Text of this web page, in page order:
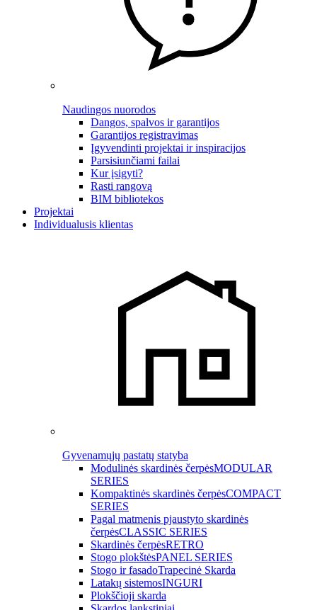
Naudingos nuorodos
Dangos, spalvos ir garantijos
Garantijos registravimas
Įgyvendinti projektai ir inspiracijos
Parsisiunčiami failai
Kur įsigyti?
Rasti rangovą
BIM bibliotekos
Projektai
Individualusis klientas
Gyvenamųjų pastatų statyba
Modulinės skardinės čerpėsMODULAR
SERIES
Kompaktinės skardinės čerpėsCOMPACT
SERIES
Pagal matmenis pjaustyto skardinės
čerpėsCLASSIC SERIES
Skardinės čerpėsRETRO
Stogo plokštėsPANEL SERIES
Stogo ir fasadoTrapecinė Skarda
Latakų sistemosINGURI
Plokščioji skarda